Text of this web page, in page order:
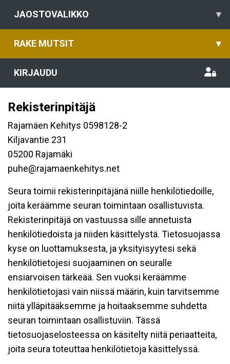
JAOSTOVALIKKO ▾
RAKE MUTSIT ▾
KIRJAUDU
Rekisterinpitäjä
Rajamäen Kehitys 0598128-2
Kiljavantie 231
05200 Rajamäki
puhe@rajamaenkehitys.net
Seura toimii rekisterinpitäjänä niille henkilötiedoille,
joita keräämme seuran toimintaan osallistuvista.
Rekisterinpitäjä on vastuussa sille annetuista
henkilötiedoista ja niiden käsittelystä. Tietosuojassa
kyse on luottamuksesta, ja yksityisyytesi sekä
henkilötietojesi suojaaminen on seuralle
ensiarvoisen tärkeää. Sen vuoksi keräämme
henkilötietojasi vain niissä määrin, kuin tarvitsemme
niitä ylläpitääksemme ja hoitaaksemme suhdetta
seuran toimintaan osallistuviin. Tässä
tietosuojaselosteessa on käsitelty niitä periaatteita,
joita seura toteuttaa henkilötietoja käsittelyssä.